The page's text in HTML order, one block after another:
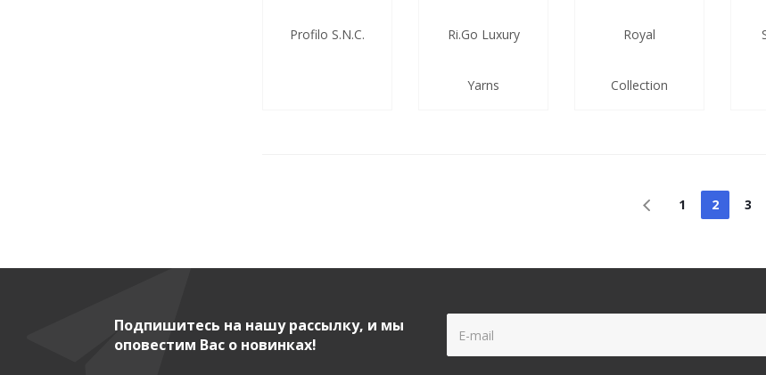
Profilo S.N.C. Ri.Go Luxury
Yarns
Royal
Collection
1 2 3
Подпишитесь на нашу рассылку, и мы
оповестим Вас о новинках!